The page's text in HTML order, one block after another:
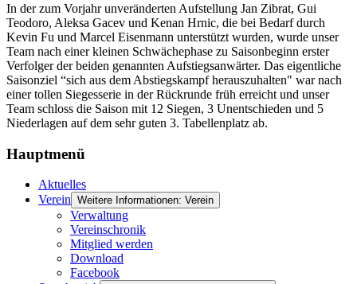
In der zum Vorjahr unveränderten Aufstellung Jan Zibrat, Gui
Teodoro, Aleksa Gacev und Kenan Hrnic, die bei Bedarf durch
Kevin Fu und Marcel Eisenmann unterstützt wurden, wurde unser
Team nach einer kleinen Schwächephase zu Saisonbeginn erster
Verfolger der beiden genannten Aufstiegsanwärter. Das eigentliche
Saisonziel “sich aus dem Abstiegskampf herauszuhalten" war nach
einer tollen Siegesserie in der Rückrunde früh erreicht und unser
Team schloss die Saison mit 12 Siegen, 3 Unentschieden und 5
Niederlagen auf dem sehr guten 3. Tabellenplatz ab.
Hauptmenü
Aktuelles
Verein Weitere Informationen: Verein
Verwaltung
Vereinschronik
Mitglied werden
Download
Facebook